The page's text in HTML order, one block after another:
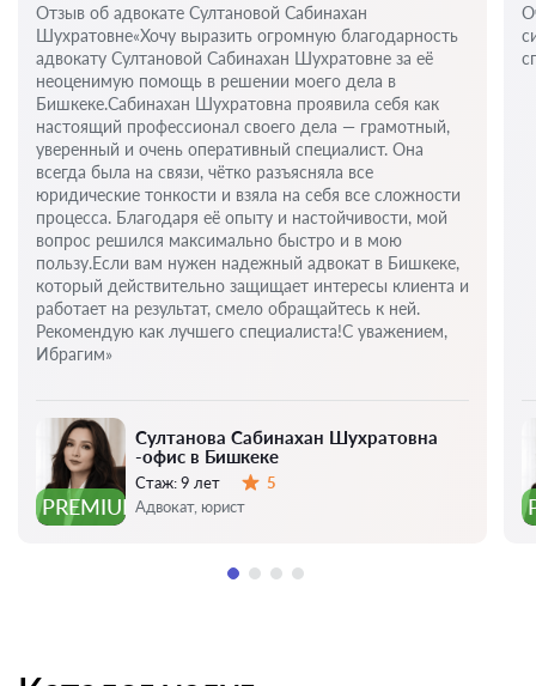
PREMIUM
Султанова Сабинахан Шухратовна
-офис в Бишкеке
Стаж:9 лет
Оценка:
5
Адвокат, юрист
Отзыв об адвокате Султановой Сабинахан
Шухратовне«Хочу выразить огромную благодарность
адвокату Султановой Сабинахан Шухратовне за её
неоценимую помощь в решении моего дела в
Бишкеке.Сабинахан Шухратовна проявила себя как
настоящий профессионал своего дела — грамотный,
уверенный и очень оперативный специалист. Она
всегда была на связи, чётко разъясняла все
юридические тонкости и взяла на себя все сложности
процесса. Благодаря её опыту и настойчивости, мой
вопрос решился максимально быстро и в мою
пользу.Если вам нужен надежный адвокат в Бишкеке,
который действительно защищает интересы клиента и
работает на результат, смело обращайтесь к ней.
Рекомендую как лучшего специалиста!С уважением,
Ибрагим»